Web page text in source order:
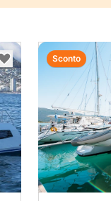
Sconto